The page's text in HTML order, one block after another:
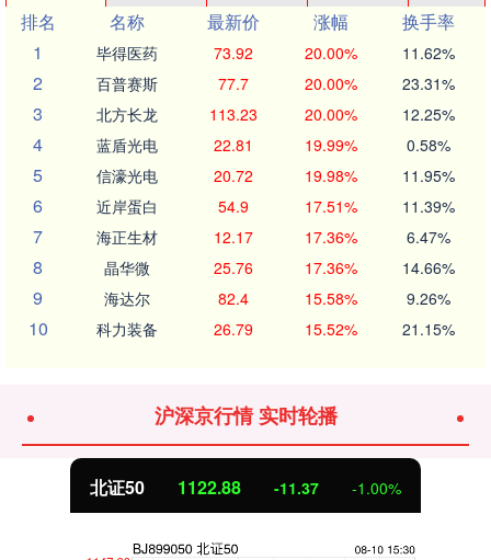
排名
名称 最新价 涨幅
换手率
1
毕得医药 73.92 20.00% 11.62%
2 百普赛斯 77.7 20.00% 23.31%
3 北方长龙 113.23 20.00% 12.25%
4 蓝盾光电 22.81 19.99% 0.58%
5 信濠光电 20.72 19.98% 11.95%
6 近岸蛋白 54.9 17.51% 11.39%
7 海正生材 12.17 17.36% 6.47%
8 晶华微 25.76 17.36% 14.66%
9 海达尔 82.4 15.58% 9.26%
10 科力装备 26.79 15.52% 21.15%
沪深京行情 实时轮播
北证50 1122.88 -11.37 -1.00%